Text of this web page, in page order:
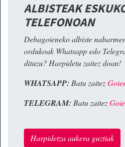
ALBISTEAK
TELEFONOAN
Debagoieneko albiste
ordukoak Whatsapp edo
dituzu? Harpidetu zaitez doan!
WHATSAPP: Batu zaitez
TELEGRAM: Batu zaitez
Harpidetza aukera guztiak